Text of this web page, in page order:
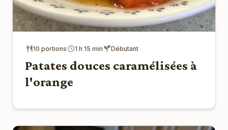
10 portions 1 h 15 min Débutant
Patates douces caramélisées à
l'orange